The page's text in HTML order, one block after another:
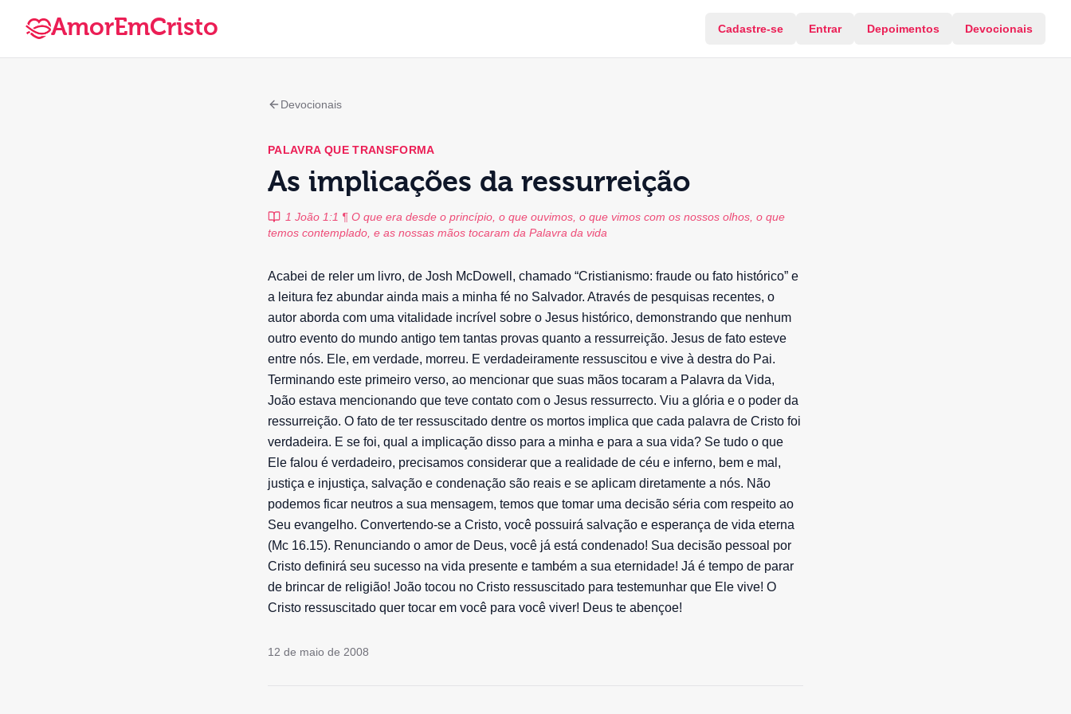
AmorEmCristo Cadastre-se Entrar Depoimentos Devocionais
Devocionais
PALAVRA QUE TRANSFORMA
As implicações da ressurreição
1 João 1:1 ¶ O que era desde o princípio, o que ouvimos, o que vimos com os nossos olhos, o que
temos contemplado, e as nossas mãos tocaram da Palavra da vida
Acabei de reler um livro, de Josh McDowell, chamado “Cristianismo: fraude ou fato histórico” e
a leitura fez abundar ainda mais a minha fé no Salvador. Através de pesquisas recentes, o
autor aborda com uma vitalidade incrível sobre o Jesus histórico, demonstrando que nenhum
outro evento do mundo antigo tem tantas provas quanto a ressurreição. Jesus de fato esteve
entre nós. Ele, em verdade, morreu. E verdadeiramente ressuscitou e vive à destra do Pai.
Terminando este primeiro verso, ao mencionar que suas mãos tocaram a Palavra da Vida,
João estava mencionando que teve contato com o Jesus ressurrecto. Viu a glória e o poder da
ressurreição. O fato de ter ressuscitado dentre os mortos implica que cada palavra de Cristo foi
verdadeira. E se foi, qual a implicação disso para a minha e para a sua vida? Se tudo o que
Ele falou é verdadeiro, precisamos considerar que a realidade de céu e inferno, bem e mal,
justiça e injustiça, salvação e condenação são reais e se aplicam diretamente a nós. Não
podemos ficar neutros a sua mensagem, temos que tomar uma decisão séria com respeito ao
Seu evangelho. Convertendo-se a Cristo, você possuirá salvação e esperança de vida eterna
(Mc 16.15). Renunciando o amor de Deus, você já está condenado! Sua decisão pessoal por
Cristo definirá seu sucesso na vida presente e também a sua eternidade! Já é tempo de parar
de brincar de religião! João tocou no Cristo ressuscitado para testemunhar que Ele vive! O
Cristo ressuscitado quer tocar em você para você viver! Deus te abençoe!
12 de maio de 2008